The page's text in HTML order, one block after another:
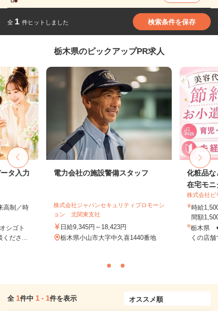
全 1 件ヒットしました 検索条件を保存
栃木県のピックアップPR求人
タ入力
高制／時
シゴト
ださ...
電力会社の施設警備スタッフ
株式会社ジャパンセキュリティプロモーシ
ョン 北関東支社
日給9,345円～18,423円
栃木県小山市大字中久喜1440番地
化粧品な
在宅モニ
株式会社ビ
時給
間額
栃木県
くの店
全 1件中 1 - 1件を表示